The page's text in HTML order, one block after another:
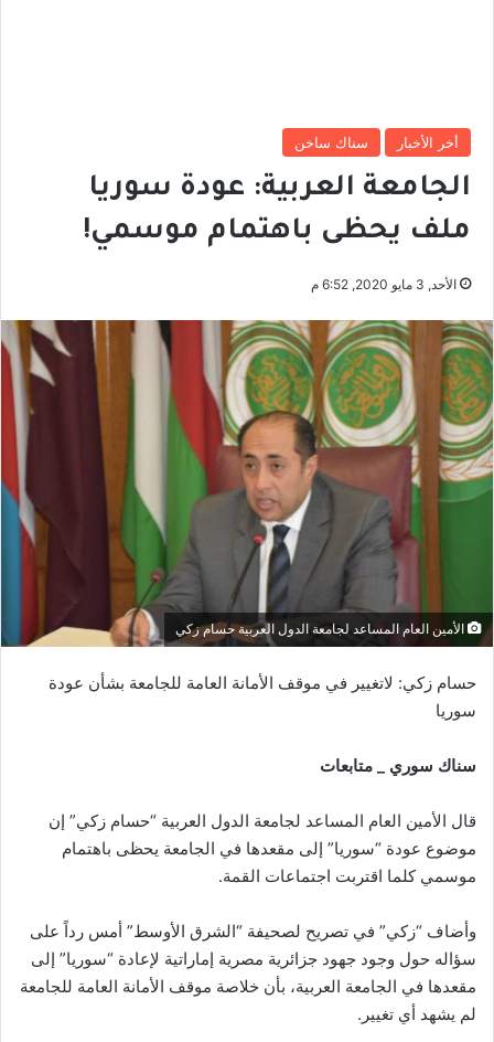
أخر الأخبار سناك ساخن
الجامعة العربية: عودة سوريا
ملف يحظى باهتمام موسمي!
الأحد, 3 مايو 2020, 6:52 م
الأمين العام المساعد لجامعة الدول العربية حسام زكي
حسام زكي: لاتغيير في موقف الأمانة العامة للجامعة بشأن عودة
سوريا
سناك سوري _ متابعات
قال الأمين العام المساعد لجامعة الدول العربية “حسام زكي” إن
موضوع عودة “سوريا” إلى مقعدها في الجامعة يحظى باهتمام
موسمي كلما اقتربت اجتماعات القمة.
وأضاف “زكي” في تصريح لصحيفة “الشرق الأوسط” أمس رداً على
سؤاله حول وجود جهود جزائرية مصرية إماراتية لإعادة “سوريا” إلى
مقعدها في الجامعة العربية، بأن خلاصة موقف الأمانة العامة للجامعة
لم يشهد أي تغيير.